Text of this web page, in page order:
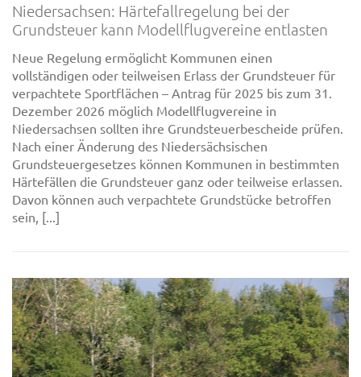
Niedersachsen: Härtefallregelung bei der
Grundsteuer kann Modellflugvereine entlasten
Neue Regelung ermöglicht Kommunen einen
vollständigen oder teilweisen Erlass der Grundsteuer für
verpachtete Sportflächen – Antrag für 2025 bis zum 31.
Dezember 2026 möglich Modellflugvereine in
Niedersachsen sollten ihre Grundsteuerbescheide prüfen.
Nach einer Änderung des Niedersächsischen
Grundsteuergesetzes können Kommunen in bestimmten
Härtefällen die Grundsteuer ganz oder teilweise erlassen.
Davon können auch verpachtete Grundstücke betroffen
sein, [...]